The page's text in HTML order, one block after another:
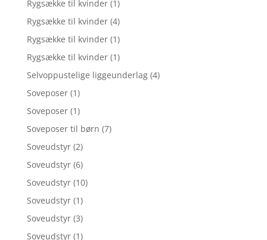
Rygsække til kvinder (1)
Rygsække til kvinder (4)
Rygsække til kvinder (1)
Rygsække til kvinder (1)
Selvoppustelige liggeunderlag (4)
Soveposer (1)
Soveposer (1)
Soveposer til børn (7)
Soveudstyr (2)
Soveudstyr (6)
Soveudstyr (10)
Soveudstyr (1)
Soveudstyr (3)
Soveudstyr (1)